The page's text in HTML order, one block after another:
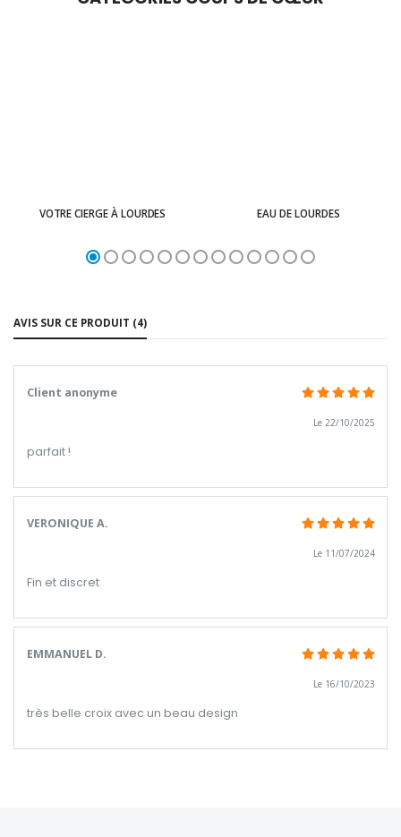
VOTRE CIERGE À LOURDES EAU DE LOURDES
AVIS SUR CE PRODUIT (4)
Client anonyme
Le 22/10/2025
parfait !
VERONIQUE A.
Le 11/07/2024
Fin et discret
EMMANUEL D.
Le 16/10/2023
très belle croix avec un beau design